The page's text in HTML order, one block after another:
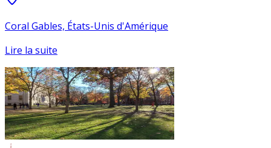
Coral Gables, États-Unis d'Amérique
Lire la suite